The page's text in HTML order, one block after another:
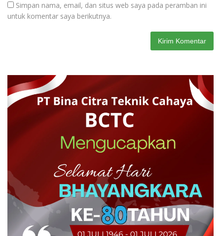
Simpan nama, email, dan situs web saya pada peramban ini
untuk komentar saya berikutnya.